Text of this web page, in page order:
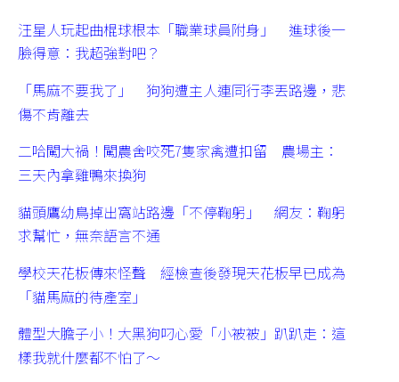
汪星人玩起曲棍球根本「職業球員附身」 進球後一
臉得意：我超強對吧？
「馬麻不要我了」 狗狗遭主人連同行李丟路邊，悲
傷不肯離去
二哈闖大禍！闖農舍咬死7隻家禽遭扣留 農場主：
三天內拿雞鴨來換狗
貓頭鷹幼鳥掉出窩站路邊「不停鞠躬」 網友：鞠躬
求幫忙，無奈語言不通
學校天花板傳來怪聲 經檢查後發現天花板早已成為
「貓馬麻的待產室」
體型大膽子小！大黑狗叼心愛「小被被」趴趴走：這
樣我就什麼都不怕了～